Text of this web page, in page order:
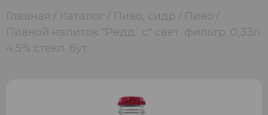
Главная Каталог Пиво, сидр
Пиво
Пивной напиток "Редд`с" свет. фильтр. 0,33л.
4,5% стекл. бут.